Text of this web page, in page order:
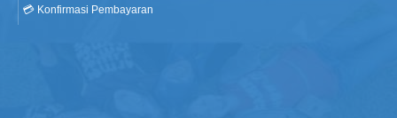
💳 Konfirmasi Pembayaran